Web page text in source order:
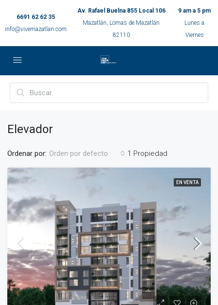
6691 62 62 35
info@vivemazatlan.com
Av. Rafael Buelna 855 Local 106
Mazatlán, Lomas de Mazatlán
82110
9 am a 5 pm
Lunes a
Viernes
Elevador
1 Propiedad
Ordenar por: Orden por defecto
EN VENTA